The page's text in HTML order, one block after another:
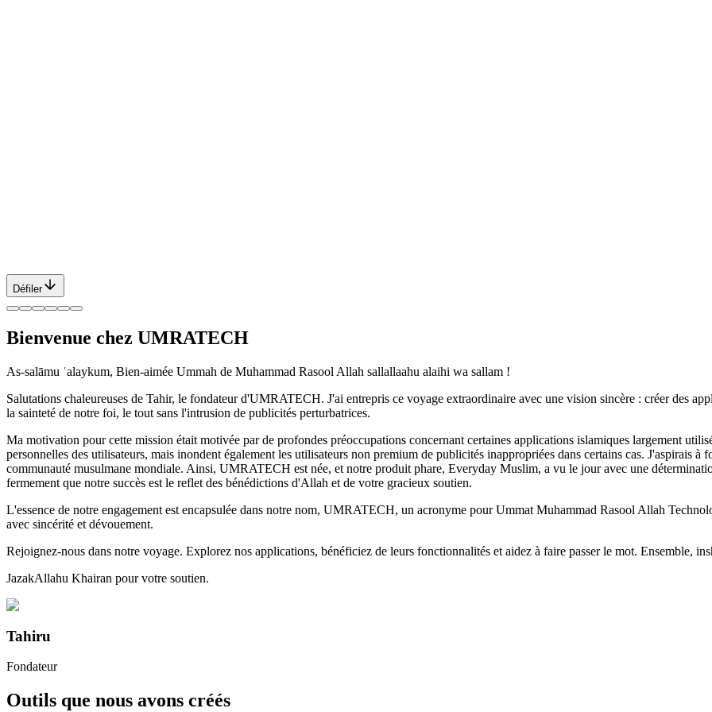
Défiler
Bienvenue chez UMRATECH
As-salāmu ʿalaykum, Bien-aimée Ummah de Muhammad Rasool Allah sallallaahu alaihi wa sallam !
Salutations chaleureuses de Tahir, le fondateur d'UMRATECH. J'ai entrepris ce voyage extraordinaire avec une vision sincère : créer des
la sainteté de notre foi, le tout sans l'intrusion de publicités perturbatrices.
Ma motivation pour cette mission était motivée par de profondes préoccupations concernant certaines applications islamiques largement
personnelles des utilisateurs, mais inondent également les utilisateurs non premium de publicités inappropriées dans certains cas. J'aspirais à
communauté musulmane mondiale. Ainsi, UMRATECH est née, et notre produit phare, Everyday Muslim, a vu le jour avec une
fermement que notre succès est le reflet des bénédictions d'Allah et de votre gracieux soutien.
L'essence de notre engagement est encapsulée dans notre nom, UMRATECH, un acronyme pour Ummat Muhammad Rasool Allah
avec sincérité et dévouement.
Rejoignez-nous dans notre voyage. Explorez nos applications, bénéficiez de leurs fonctionnalités et aidez à faire passer le mot. Ensemble,
JazakAllahu Khairan pour votre soutien.
Tahiru
Fondateur
Outils que nous avons créés